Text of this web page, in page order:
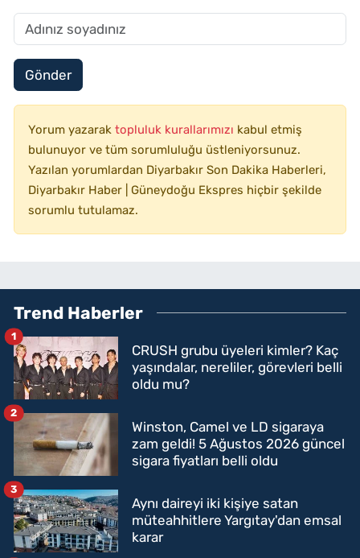
Gönder
Yorum yazarak topluluk kurallarımızı kabul etmiş
bulunuyor ve tüm sorumluluğu üstleniyorsunuz.
Yazılan yorumlardan Diyarbakır Son Dakika Haberleri,
Diyarbakır Haber | Güneydoğu Ekspres hiçbir şekilde
sorumlu tutulamaz.
Trend Haberler
CRUSH grubu üyeleri kimler? Kaç
yaşındalar, nereliler, görevleri belli
oldu mu?
1
Winston, Camel ve LD sigaraya
zam geldi! 5 Ağustos 2026 güncel
sigara fiyatları belli oldu
2
Aynı daireyi iki kişiye satan
müteahhitlere Yargıtay'dan emsal
karar
3